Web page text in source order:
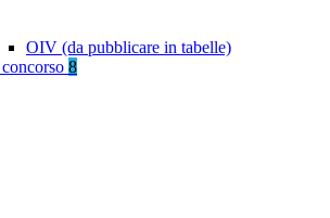
OIV (da pubblicare in tabelle)
8